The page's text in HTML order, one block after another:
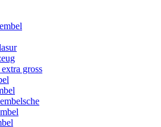
gross